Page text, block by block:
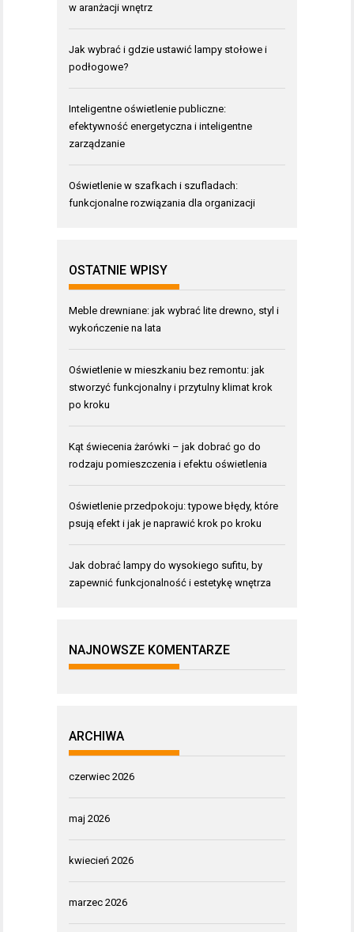
w aranżacji wnętrz
Jak wybrać i gdzie ustawić lampy stołowe i
podłogowe?
Inteligentne oświetlenie publiczne:
efektywność energetyczna i inteligentne
zarządzanie
Oświetlenie w szafkach i szufladach:
funkcjonalne rozwiązania dla organizacji
OSTATNIE WPISY
Meble drewniane: jak wybrać lite drewno, styl i
wykończenie na lata
Oświetlenie w mieszkaniu bez remontu: jak
stworzyć funkcjonalny i przytulny klimat krok
po kroku
Kąt świecenia żarówki – jak dobrać go do
rodzaju pomieszczenia i efektu oświetlenia
Oświetlenie przedpokoju: typowe błędy, które
psują efekt i jak je naprawić krok po kroku
Jak dobrać lampy do wysokiego sufitu, by
zapewnić funkcjonalność i estetykę wnętrza
NAJNOWSZE KOMENTARZE
ARCHIWA
czerwiec 2026
maj 2026
kwiecień 2026
marzec 2026